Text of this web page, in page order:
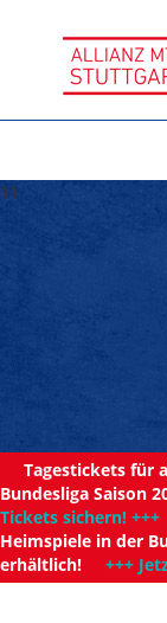
11
Tagestickets für
Bundesliga Saison
Tickets sichern! +++
Heimspiele in der
erhältlich! +++